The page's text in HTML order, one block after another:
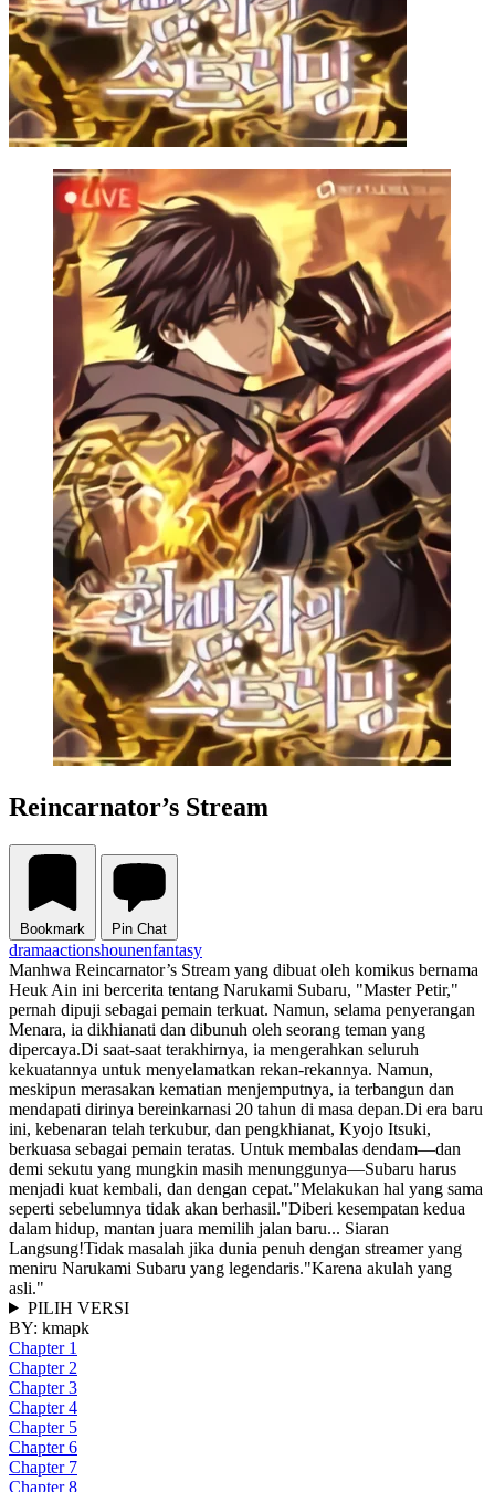
Reincarnator’s Stream
Bookmark Pin Chat
dramaactionshounenfantasy
Manhwa Reincarnator’s Stream yang dibuat oleh komikus bernama
Heuk Ain ini bercerita tentang Narukami Subaru, "Master Petir,"
pernah dipuji sebagai pemain terkuat. Namun, selama penyerangan
Menara, ia dikhianati dan dibunuh oleh seorang teman yang
dipercaya.Di saat-saat terakhirnya, ia mengerahkan seluruh
kekuatannya untuk menyelamatkan rekan-rekannya. Namun,
meskipun merasakan kematian menjemputnya, ia terbangun dan
mendapati dirinya bereinkarnasi 20 tahun di masa depan.Di era baru
ini, kebenaran telah terkubur, dan pengkhianat, Kyojo Itsuki,
berkuasa sebagai pemain teratas. Untuk membalas dendam—dan
demi sekutu yang mungkin masih menunggunya—Subaru harus
menjadi kuat kembali, dan dengan cepat."Melakukan hal yang sama
seperti sebelumnya tidak akan berhasil."Diberi kesempatan kedua
dalam hidup, mantan juara memilih jalan baru... Siaran
Langsung!Tidak masalah jika dunia penuh dengan streamer yang
meniru Narukami Subaru yang legendaris."Karena akulah yang
asli."
PILIH VERSI
BY: kmapk
Chapter 1
Chapter 2
Chapter 3
Chapter 4
Chapter 5
Chapter 6
Chapter 7
Chapter 8